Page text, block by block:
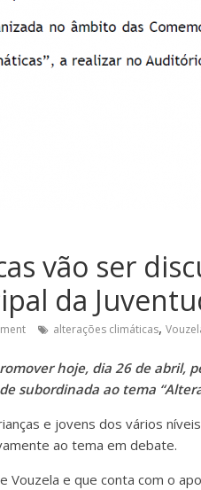
vão ser
da
alterações climáticas,
hoje, dia 26 de abril,
subordinada ao tema
e jovens dos vários
ao tema em debate.
Vouzela e que conta com o